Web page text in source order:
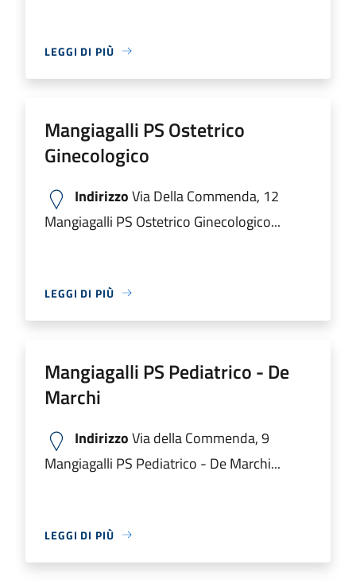
LEGGI DI PIÙ
Mangiagalli PS Ostetrico
Ginecologico
IndirizzoVia Della Commenda, 12
Mangiagalli PS Ostetrico Ginecologico...
LEGGI DI PIÙ
Mangiagalli PS Pediatrico - De
Marchi
IndirizzoVia della Commenda, 9
Mangiagalli PS Pediatrico - De Marchi...
LEGGI DI PIÙ